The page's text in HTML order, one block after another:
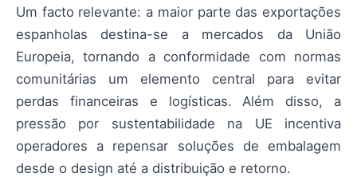
Um facto relevante: a maior parte das exportações
espanholas destina-se a mercados da União
Europeia, tornando a conformidade com normas
comunitárias um elemento central para evitar
perdas financeiras e logísticas. Além disso, a
pressão por sustentabilidade na UE incentiva
operadores a repensar soluções de embalagem
desde o design até a distribuição e retorno.